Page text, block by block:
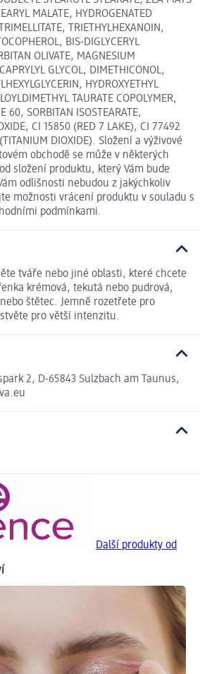
MALATE, HYDROGENATED
TRIETHYLHEXANOIN,
BIS-DIGLYCERYL
OLIVATE, MAGNESIUM
GLYCOL, DIMETHICONOL,
HYDROXYETHYL
TAURATE COPOLYMER,
60, SORBITAN ISOSTEARATE,
CI 15850 (RED 7 LAKE), CI 77492
DIOXIDE). Složení a výživové
obchodě se může v některých
složení produktu, který Vám bude
odlišnosti nebudou z jakýchkoliv
možnosti vrácení produktu v souladu s
podmínkami.
tváře nebo jiné oblasti, které chcete
krémová, tekutá nebo pudrová,
štětec. Jemně rozetřete pro
pro větší intenzitu.
2, D-65843 Sulzbach am Taunus,
Další produkty od